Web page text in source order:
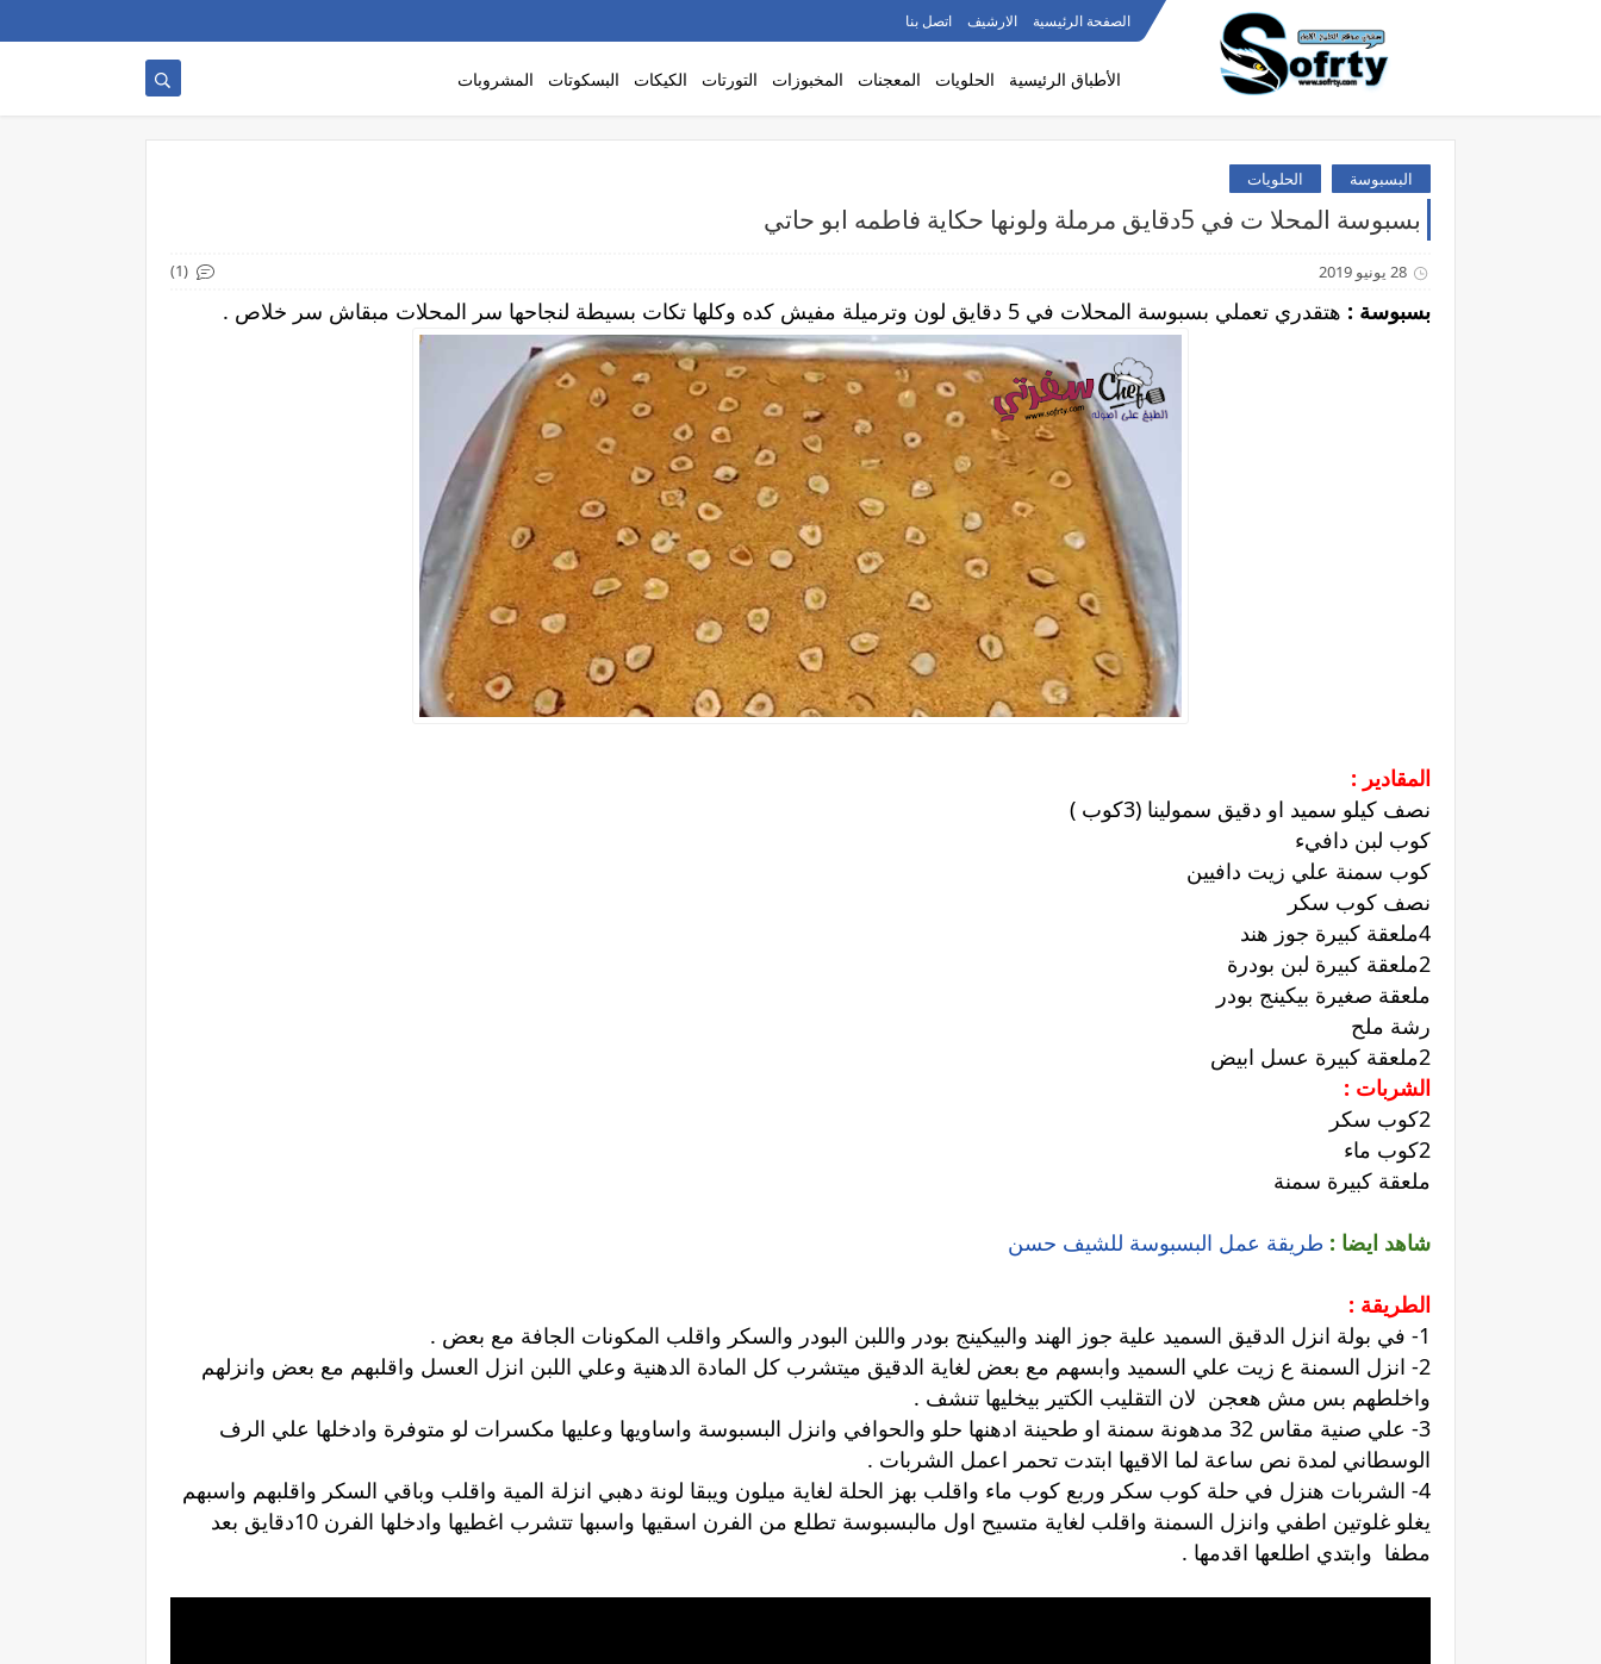
الصفحة الرئيسية الارشيف اتصل بنا
الأطباق الرئيسية الحلويات المعجنات المخبوزات التورتات الكيكات البسكوتات المشروبات
البسبوسة الحلويات
بسبوسة المحلا ت في 5دقايق مرملة ولونها حكاية فاطمه ابو حاتي
28 يونيو 2019 (1)
بسبوسة : هتقدري تعملي بسبوسة المحلات في 5 دقايق لون وترميلة مفيش كده وكلها تكات بسيطة لنجاحها سر المحلات مبقاش سر خلاص .
المقادير :
نصف كيلو سميد او دقيق سمولينا (3كوب )
كوب لبن دافيء
كوب سمنة علي زيت دافيين
نصف كوب سكر
4ملعقة كبيرة جوز هند
2ملعقة كبيرة لبن بودرة
ملعقة صغيرة بيكينج بودر
رشة ملح
2ملعقة كبيرة عسل ابيض
الشربات :
2كوب سكر
2كوب ماء
ملعقة كبيرة سمنة
شاهد ايضا : طريقة عمل البسبوسة للشيف حسن
الطريقة :
1- في بولة انزل الدقيق السميد علية جوز الهند والبيكينج بودر واللبن البودر والسكر واقلب المكونات الجافة مع بعض .
2- انزل السمنة ع زيت علي السميد وابسهم مع بعض لغاية الدقيق ميتشرب كل المادة الدهنية وعلي اللبن انزل العسل واقلبهم مع بعض وانزلهم
واخلطهم بس مش هعجن لان التقليب الكتير بيخليها تنشف .
3- علي صنية مقاس 32 مدهونة سمنة او طحينة ادهنها حلو والحوافي وانزل البسبوسة واساويها وعليها مكسرات لو متوفرة وادخلها علي الرف
الوسطاني لمدة نص ساعة لما الاقيها ابتدت تحمر اعمل الشربات .
4- الشربات هنزل في حلة كوب سكر وربع كوب ماء واقلب بهز الحلة لغاية ميلون ويبقا لونة دهبي انزلة المية واقلب وباقي السكر واقلبهم واسبهم
يغلو غلوتين اطفي وانزل السمنة واقلب لغاية متسيح اول مالبسبوسة تطلع من الفرن اسقيها واسبها تتشرب اغطيها وادخلها الفرن 10دقايق بعد
مطفا وابتدي اطلعها اقدمها .